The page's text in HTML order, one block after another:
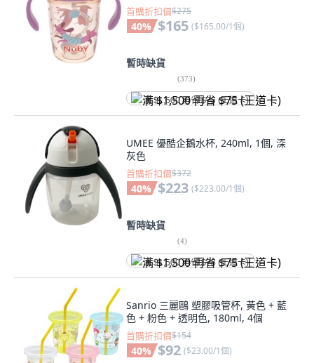
首購折扣價$275
40% $165 ($165.00/1個)
暫時缺貨
(373)
满 $1,500 再省 $75 (王道卡)
UMEE 優酷企鵝水杯, 240ml, 1個, 深
灰色
首購折扣價$372
40% $223 ($223.00/1個)
暫時缺貨
(4)
满 $1,500 再省 $75 (王道卡)
Sanrio 三麗鷗 塑膠吸管杯, 黃色 + 藍
色 + 粉色 + 透明色, 180ml, 4個
首購折扣價$154
40% $92 ($23.00/1個)